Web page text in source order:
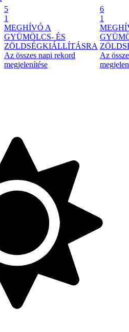
5
1
MEGHÍVÓ A
GYÜMÖLCS- ÉS
ZÖLDSÉGKIÁLLÍTÁSRA
Az összes napi rekord
megjelenítése
6
1
Az